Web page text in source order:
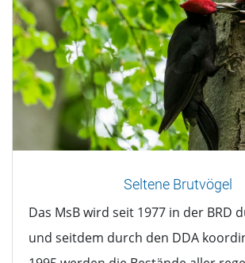
Seltene Brutvögel
Das MsB wird seit 1977 in der BRD
und seitdem durch den DDA